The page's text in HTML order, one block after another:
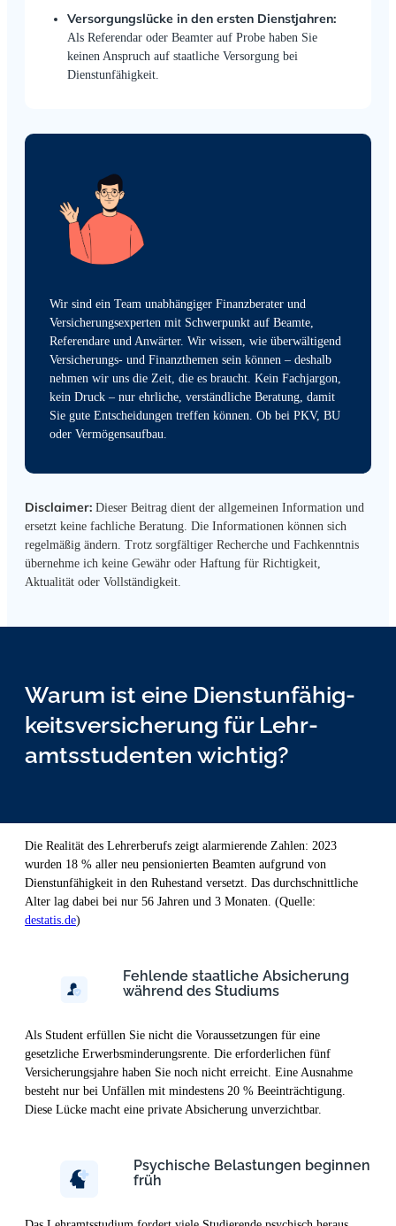
Versorgungslücke in den ersten Dienstjahren:
Als Referendar oder Beamter auf Probe haben Sie
keinen Anspruch auf staatliche Versorgung bei
Dienstunfähigkeit.
Wir sind ein Team unabhängiger Finanzberater und
Versicherungsexperten mit Schwerpunkt auf Beamte,
Referendare und Anwärter. Wir wissen, wie überwältigend
Versicherungs- und Finanzthemen sein können – deshalb
nehmen wir uns die Zeit, die es braucht. Kein Fachjargon,
kein Druck – nur ehrliche, verständliche Beratung, damit
Sie gute Entscheidungen treffen können. Ob bei PKV, BU
oder Vermögensaufbau.
Disclaimer: Dieser Beitrag dient der allgemeinen Information und
ersetzt keine fachliche Beratung. Die Informationen können sich
regelmäßig ändern. Trotz sorgfältiger Recherche und Fachkenntnis
übernehme ich keine Gewähr oder Haftung für Richtigkeit,
Aktualität oder Vollständigkeit.
Warum ist eine Dienst­unfähig­
keits­versicher­ung für Lehr­
amts­studen­ten wichtig?
Die Realität des Lehrerberufs zeigt alarmierende Zahlen: 2023
wurden 18 % aller neu pensionierten Beamten aufgrund von
Dienstunfähigkeit in den Ruhestand versetzt. Das durchschnittliche
Alter lag dabei bei nur 56 Jahren und 3 Monaten. (Quelle:
destatis.de)
Fehlende staatliche Absicherung
während des Studiums
Als Student erfüllen Sie nicht die Voraussetzungen für eine
gesetzliche Erwerbsminderungsrente. Die erforderlichen fünf
Versicherungsjahre haben Sie noch nicht erreicht. Eine Ausnahme
besteht nur bei Unfällen mit mindestens 20 % Beeinträchtigung.
Diese Lücke macht eine private Absicherung unverzichtbar.
Psychische Belastungen beginnen
früh